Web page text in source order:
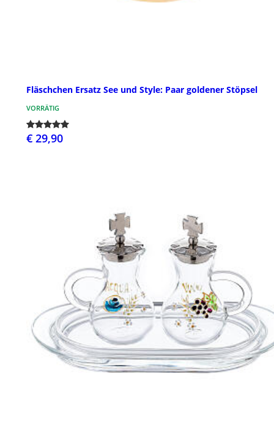
Fläschchen Ersatz See und Style: Paar goldener Stöpsel
VORRÄTIG
€ 29,90